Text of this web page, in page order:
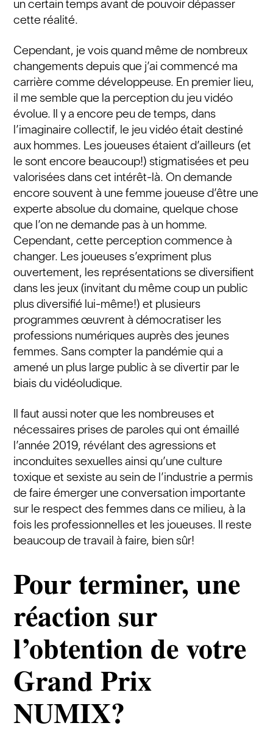
un certain temps avant de pouvoir dépasser
cette réalité.
Cependant, je vois quand même de nombreux
changements depuis que j’ai commencé ma
carrière comme développeuse. En premier lieu,
il me semble que la perception du jeu vidéo
évolue. Il y a encore peu de temps, dans
l’imaginaire collectif, le jeu vidéo était destiné
aux hommes. Les joueuses étaient d’ailleurs (et
le sont encore beaucoup!) stigmatisées et peu
valorisées dans cet intérêt-là. On demande
encore souvent à une femme joueuse d’être une
experte absolue du domaine, quelque chose
que l’on ne demande pas à un homme.
Cependant, cette perception commence à
changer. Les joueuses s’expriment plus
ouvertement, les représentations se diversifient
dans les jeux (invitant du même coup un public
plus diversifié lui-même!) et plusieurs
programmes œuvrent à démocratiser les
professions numériques auprès des jeunes
femmes. Sans compter la pandémie qui a
amené un plus large public à se divertir par le
biais du vidéoludique.
Il faut aussi noter que les nombreuses et
nécessaires prises de paroles qui ont émaillé
l’année 2019, révélant des agressions et
inconduites sexuelles ainsi qu’une culture
toxique et sexiste au sein de l’industrie a permis
de faire émerger une conversation importante
sur le respect des femmes dans ce milieu, à la
fois les professionnelles et les joueuses. Il reste
beaucoup de travail à faire, bien sûr!
Pour terminer, une
réaction sur
l’obtention de votre
Grand Prix
NUMIX?